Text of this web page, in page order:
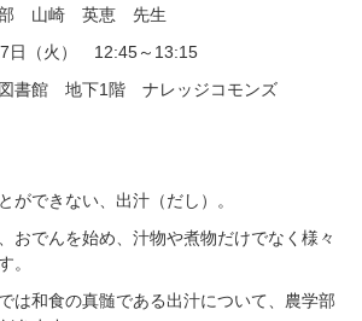
山崎 英恵 先生
日（火） 12:45 ～ 13:15
館 地下1 階 ナレッジコモンズ
できない、出汁（だし）。
でんを始め、汁物や煮物だけでなく様々
。
和食の真髄である出汁について、農学部